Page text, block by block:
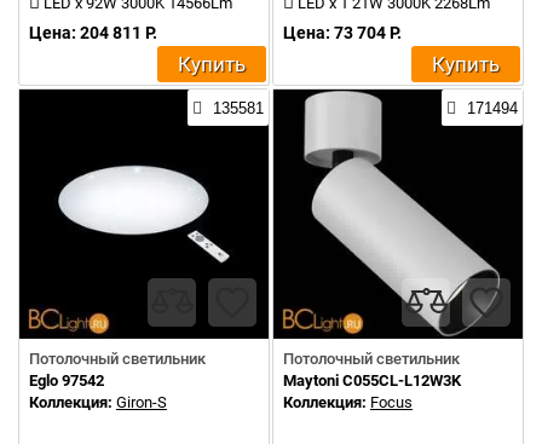
Цена: 204 811 Р.
Купить
Цена: 73 704 Р.
Купить
135581
Потолочный светильник
Eglo 97542
Коллекция: Giron-S
171494
Потолочный светильник
Maytoni C055CL-L12W3K
Коллекция: Focus